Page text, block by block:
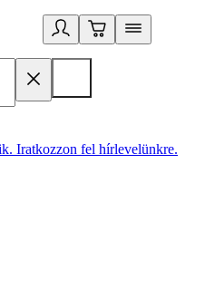
Iratkozzon fel hírlevelünkre.